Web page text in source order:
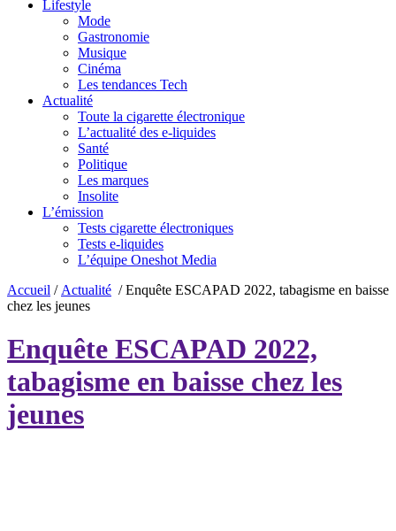
Lifestyle
Mode
Gastronomie
Musique
Cinéma
Les tendances Tech
Actualité
Toute la cigarette électronique
L’actualité des e-liquides
Santé
Politique
Les marques
Insolite
L’émission
Tests cigarette électroniques
Tests e-liquides
L’équipe Oneshot Media
Accueil / Actualité /Enquête ESCAPAD 2022, tabagisme en baisse
chez les jeunes
Enquête ESCAPAD 2022,
tabagisme en baisse chez les
jeunes